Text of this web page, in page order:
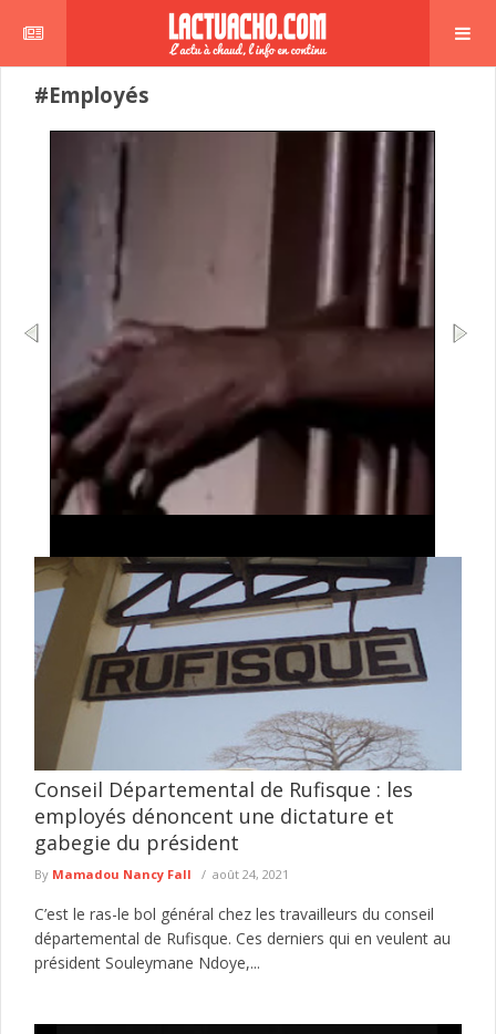
#Employés
Le Commissariat d’arrondissement de Jaxaay a annoncé le
défèrement au parquet d’un individu mis en cause dans une
affaire de ...
lire plus
Conseil Départemental de Rufisque : les
employés dénoncent une dictature et
gabegie du président
By Mamadou Nancy Fall août 24, 2021
C’est le ras-le bol général chez les travailleurs du conseil
départemental de Rufisque. Ces derniers qui en veulent au
président Souleymane Ndoye,...